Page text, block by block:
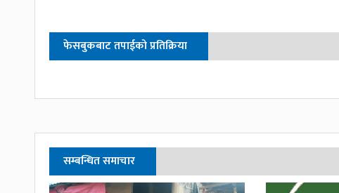
फेसबुकबाट तपाईको प्रतिक्रिया
सम्बन्धित समाचार